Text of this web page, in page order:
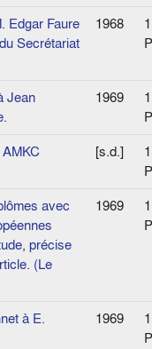
Edgar Faure
Secrétariat
1968
1
Jean
1969
1
[s.d.]
1
avec
précise
(Le
1969
1
à E.
1969
1